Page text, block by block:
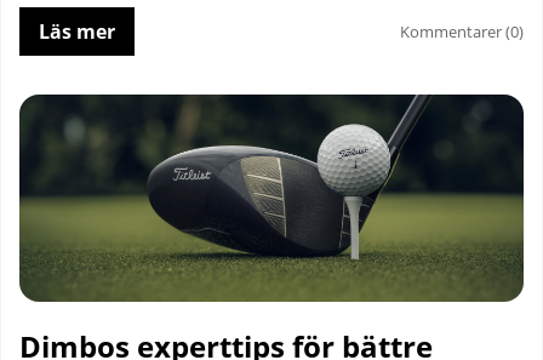
Läs mer Kommentarer (0)
Dimbos experttips för bättre